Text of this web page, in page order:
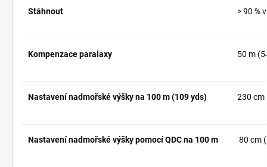
Stáhnout > 90 %
Kompenzace paralaxy 50 m
Nastavení nadmořské výšky na 100 m (109 yds) 230
Nastavení nadmořské výšky pomocí QDC na 100 m 80 cm